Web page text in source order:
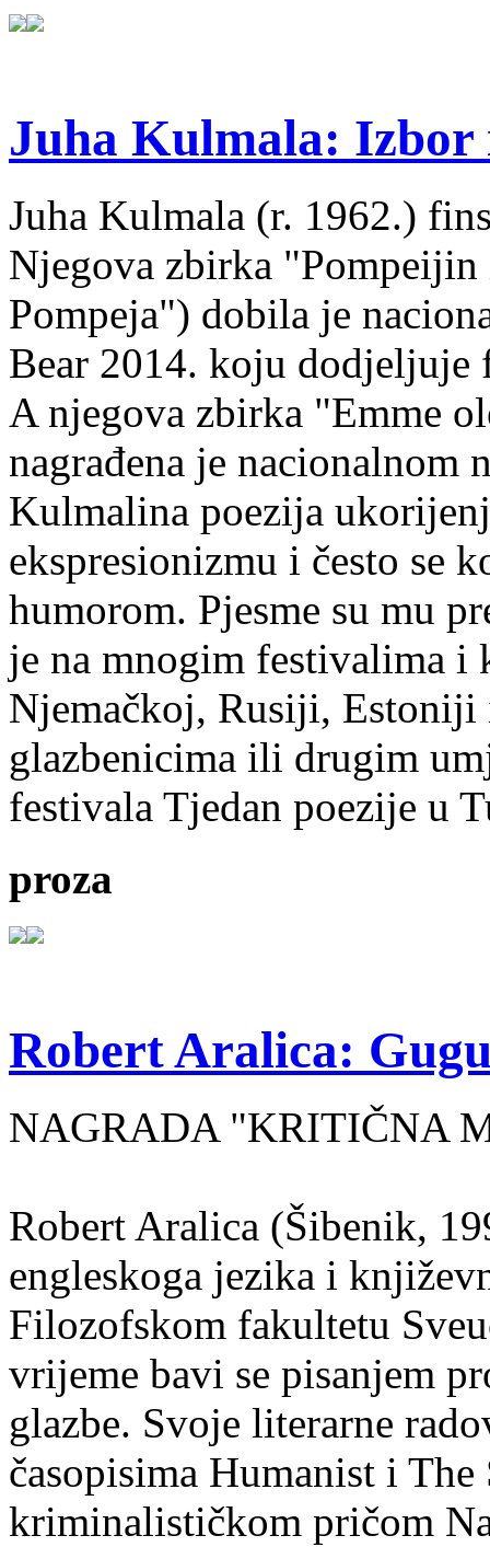
Juha Kulmala: Izbor
Juha Kulmala (r. 1962.)
Njegova zbirka
Pompeja") dobila je
Bear 2014. koju
A njegova zbirka "Emme
nagrađena je nacionalnom
Kulmalina poezija
ekspresionizmu i često se
humorom. Pjesme su mu
je na mnogim festivalima i
Njemačkoj, Rusiji, Estoniji
glazbenicima ili drugim
festivala Tjedan poezije u
proza
Robert Aralica:
NAGRADA "KRITIČNA
Robert Aralica (Šibenik,
engleskoga jezika i
Filozofskom fakultetu
vrijeme bavi se pisanjem
glazbe. Svoje literarne
časopisima Humanist i
kriminalističkom pričom